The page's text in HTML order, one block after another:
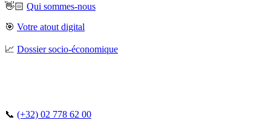
👋🏻 Qui sommes-nous
🎯 Votre atout digital
📈 Dossier socio-économique
📞 (+32) 02 778 62 00